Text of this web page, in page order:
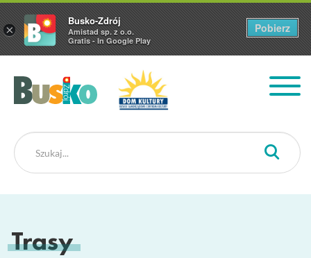
Busko Zdrój
Trasy
×
Busko-Zdrój
Amistad sp. z o.o.
Gratis - In Google Play
Pobierz